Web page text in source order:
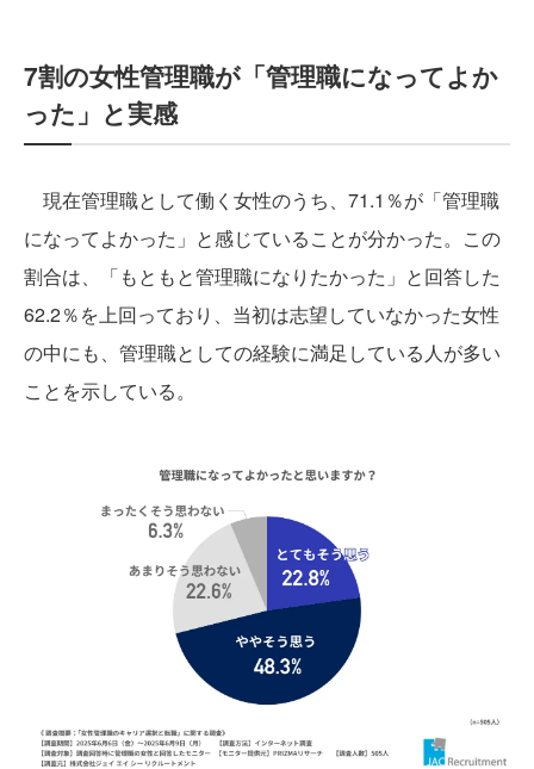
7割の女性管理職が「管理職になってよか
った」と実感
現在管理職として働く女性のうち、71.1％が「管理職
になってよかった」と感じていることが分かった。この
割合は、「もともと管理職になりたかった」と回答した
62.2％を上回っており、当初は志望していなかった女性
の中にも、管理職としての経験に満足している人が多い
ことを示している。